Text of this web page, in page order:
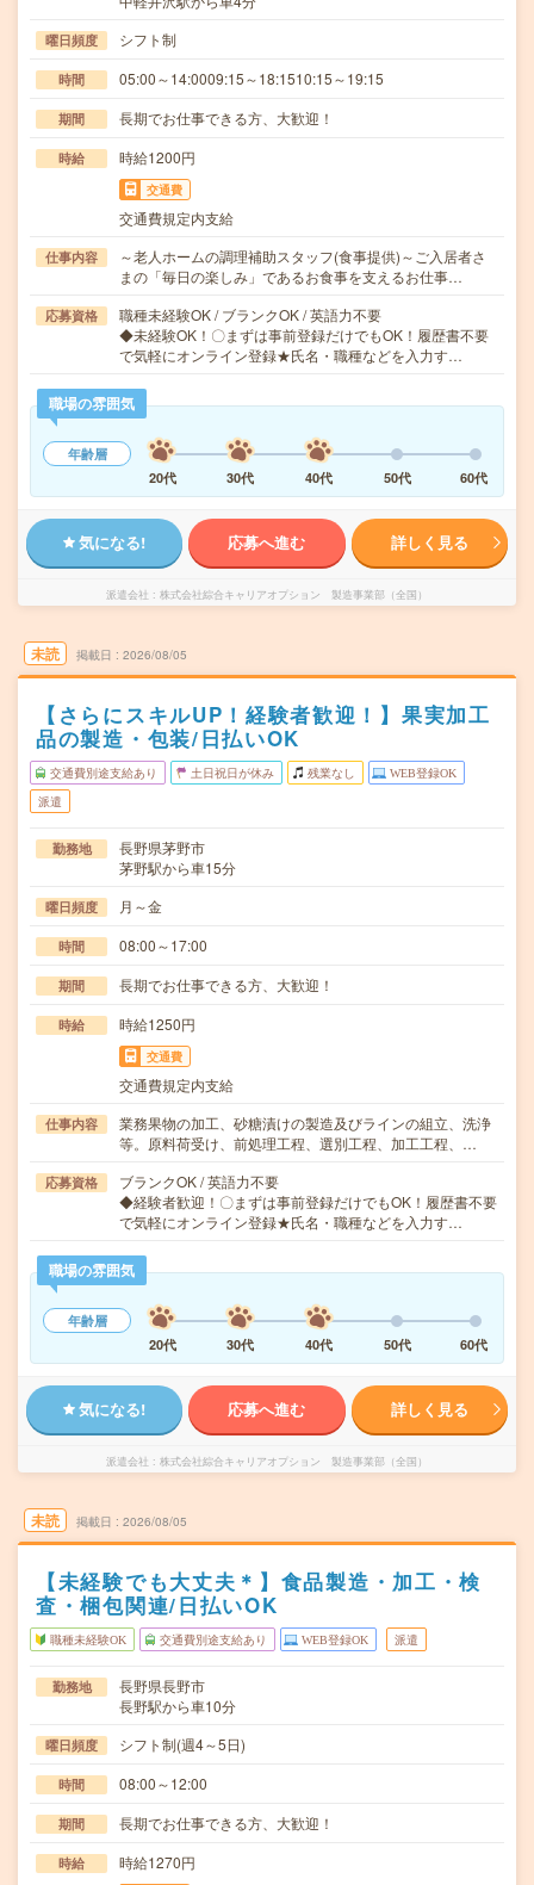
曜日頻度 シフト制
時間 05:00～14:0009:15～18:1510:15～19:15
期間 長期でお仕事できる方、大歓迎！
時給 時給1200円
交通費
交通費規定内支給
仕事内容
～老人ホームの調理補助スタッフ(食事提供)～ご入居者さ
まの「毎日の楽しみ」であるお食事を支えるお仕事…
応募資格
職種未経験OK / ブランクOK / 英語力不要
◆未経験OK！〇まずは事前登録だけでもOK！履歴書不要
で気軽にオンライン登録★氏名・職種などを入力す…
職場の雰囲気
年齢層
20代
30代 40代 50代 60代
気になる! 応募へ進む 詳しく見る
派遣会社 株式会社綜合キャリアオプション 製造事業部（全国）
未読 掲載日 2026/08/05
【さらにスキルUP！経験者歓迎！】果実加工
品の製造・包装/日払いOK
交通費別途支給あり 土日祝日が休み 残業なし WEB登録OK
派遣
勤務地
長野県茅野市
茅野駅から車15分
曜日頻度 月～金
時間 08:00～17:00
期間 長期でお仕事できる方、大歓迎！
時給 時給1250円
交通費
交通費規定内支給
仕事内容
業務果物の加工、砂糖漬けの製造及びラインの組立、洗浄
等。原料荷受け、前処理工程、選別工程、加工工程、…
応募資格
ブランクOK / 英語力不要
◆経験者歓迎！〇まずは事前登録だけでもOK！履歴書不要
で気軽にオンライン登録★氏名・職種などを入力す…
職場の雰囲気
年齢層
20代
30代 40代 50代 60代
気になる! 応募へ進む 詳しく見る
派遣会社 株式会社綜合キャリアオプション 製造事業部（全国）
未読 掲載日 2026/08/05
【未経験でも大丈夫＊】食品製造・加工・検
査・梱包関連/日払いOK
職種未経験OK 交通費別途支給あり WEB登録OK 派遣
勤務地
長野県長野市
長野駅から車10分
曜日頻度 シフト制(週4～5日)
時間 08:00～12:00
期間 長期でお仕事できる方、大歓迎！
時給 時給1270円